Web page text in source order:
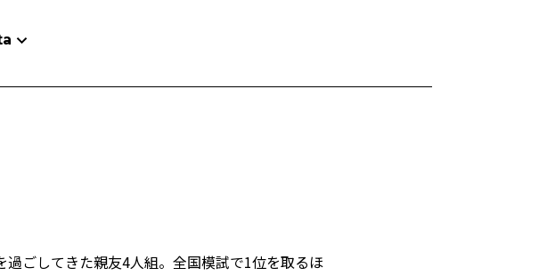
ごしてきた親友4人組。全国模試で1位を取るほ